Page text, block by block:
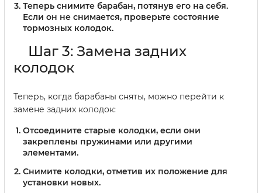
Теперь снимите барабан, потянув его на себя.
Если он не снимается, проверьте состояние
тормозных колодок.
Шаг 3: Замена задних
колодок
Теперь, когда барабаны сняты, можно перейти к
замене задних колодок:
Отсоедините старые колодки, если они
закреплены пружинами или другими
элементами.
Снимите колодки, отметив их положение для
установки новых.